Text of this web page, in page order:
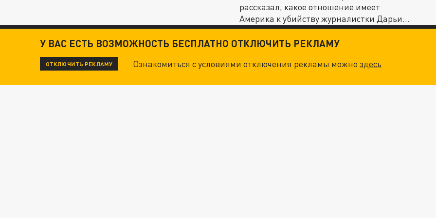
рассказал, какое отношение имеет
Америка к убийству журналистки Дарьи
Дугиной...
У ВАС ЕСТЬ ВОЗМОЖНОСТЬ БЕСПЛАТНО ОТКЛЮЧИТЬ РЕКЛАМУ
ОТКЛЮЧИТЬ РЕКЛАМУ Ознакомиться с условиями отключения рекламы можноздесь